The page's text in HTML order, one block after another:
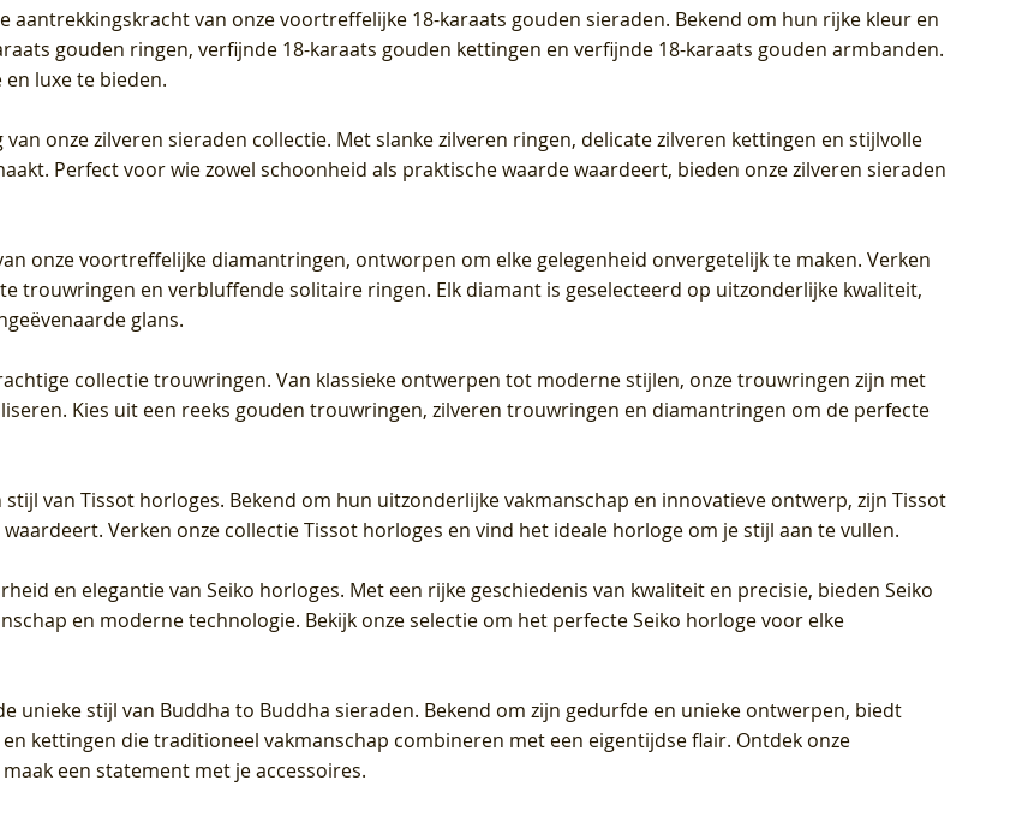
aantrekkingskracht van onze voortreffelijke 18-karaats gouden sieraden. Bekend om hun rijke kleur en
gouden ringen, verfijnde 18-karaats gouden kettingen en verfijnde 18-karaats gouden armbanden.
luxe te bieden.
van onze zilveren sieraden collectie. Met slanke zilveren ringen, delicate zilveren kettingen en stijlvolle
Perfect voor wie zowel schoonheid als praktische waarde waardeert, bieden onze zilveren sieraden
onze voortreffelijke diamantringen, ontworpen om elke gelegenheid onvergetelijk te maken. Verken
trouwringen en verbluffende solitaire ringen. Elk diamant is geselecteerd op uitzonderlijke kwaliteit,
glans.
collectie trouwringen. Van klassieke ontwerpen tot moderne stijlen, onze trouwringen zijn met
Kies uit een reeks gouden trouwringen, zilveren trouwringen en diamantringen om de perfecte
stijl van Tissot horloges. Bekend om hun uitzonderlijke vakmanschap en innovatieve ontwerp, zijn Tissot
Verken onze collectie Tissot horloges en vind het ideale horloge om je stijl aan te vullen.
en elegantie van Seiko horloges. Met een rijke geschiedenis van kwaliteit en precisie, bieden Seiko
en moderne technologie. Bekijk onze selectie om het perfecte Seiko horloge voor elke
unieke stijl van Buddha to Buddha sieraden. Bekend om zijn gedurfde en unieke ontwerpen, biedt
kettingen die traditioneel vakmanschap combineren met een eigentijdse flair. Ontdek onze
een statement met je accessoires.